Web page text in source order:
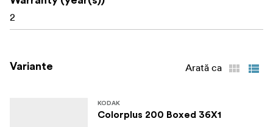
2
Variante Arată ca
KODAK
Colorplus 200 Boxed 36X1